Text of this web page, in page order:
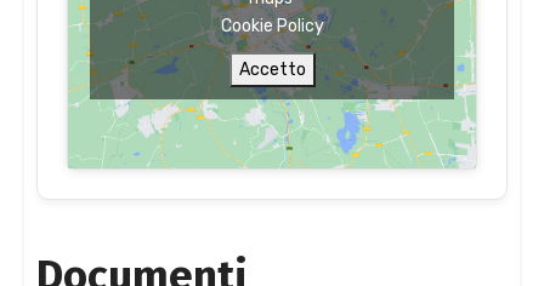
Cookie Policy
Accetto
Documenti